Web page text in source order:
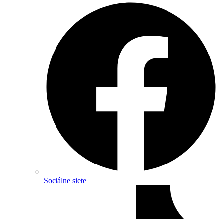
Sociálne siete